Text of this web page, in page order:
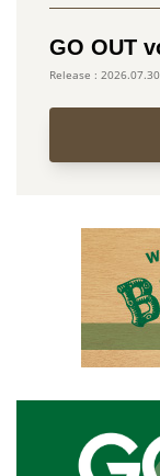
GO OUT
2026.07.30